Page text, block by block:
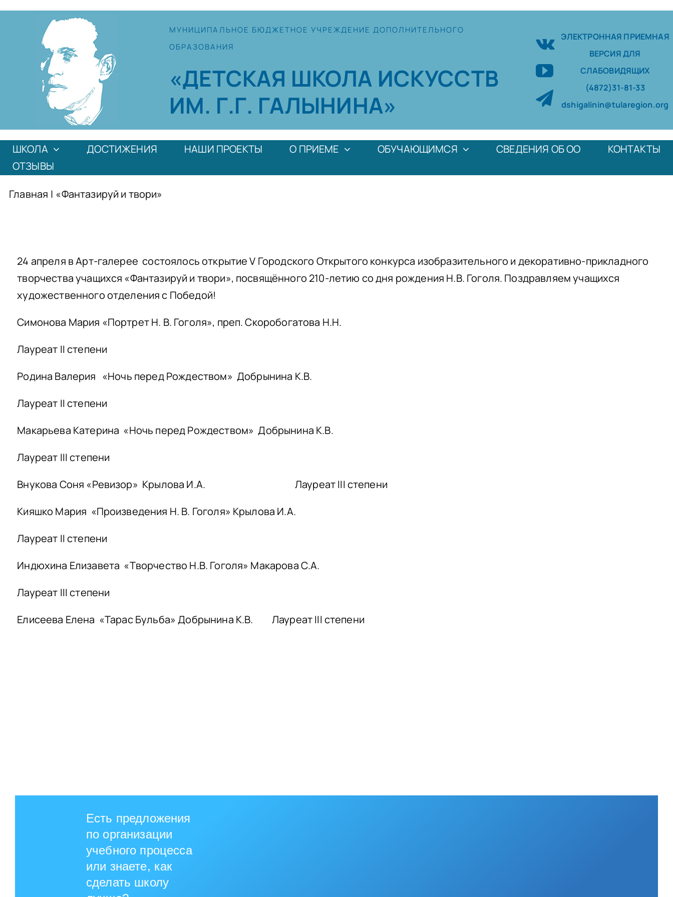
Skip
МУНИЦИПАЛЬНОЕ БЮДЖЕТНОЕ УЧРЕЖДЕНИЕДОПОЛНИТЕЛЬНОГО
ОБРАЗОВАНИЯ
«ДЕТСКАЯ ШКОЛА ИСКУССТВ
ИМ. Г.Г. ГАЛЫНИНА»
ЭЛЕКТРОННАЯ ПРИЕМНАЯ
ВЕРСИЯ ДЛЯ
СЛАБОВИДЯЩИХ
(4872)31-81-33
dshigalinin@tularegion.org
ШКОЛА ДОСТИЖЕНИЯ НАШИ ПРОЕКТЫ О ПРИЕМЕ ОБУЧАЮЩИМСЯ СВЕДЕНИЯ ОБ ОО
КОНТАКТЫ
ОТЗЫВЫ
Главная | «Фантазируй и твори»
24 апреля в Арт-галерее состоялось открытие V Городского Открытого конкурса изобразительного и декоративно-прикладного
творчества учащихся «Фантазируй и твори», посвящённого 210-летию со дня рождения Н.В. Гоголя. Поздравляем учащихся
художественного отделения с Победой!
Симонова Мария «Портрет Н. В. Гоголя», преп. Скоробогатова Н.Н.
Лауреат II степени
Родина Валерия «Ночь перед Рождеством» Добрынина К.В.
Лауреат II степени
Макарьева Катерина «Ночь перед Рождеством» Добрынина К.В.
Лауреат III степени
Внукова Соня «Ревизор» Крылова И.А. Лауреат III степени
Кияшко Мария «Произведения Н. В. Гоголя» Крылова И.А.
Лауреат II степени
Индюхина Елизавета «Творчество Н.В. Гоголя» Макарова С.А.
Лауреат III степени
Елисеева Елена «Тарас Бульба» Добрынина К.В. Лауреат III степени
Есть предложения
по организации
учебного процесса
или знаете, как
сделать школу